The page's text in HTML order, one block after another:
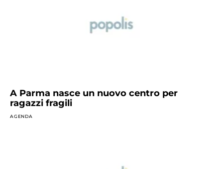
A Parma nasce un nuovo centro per
ragazzi fragili
AGENDA